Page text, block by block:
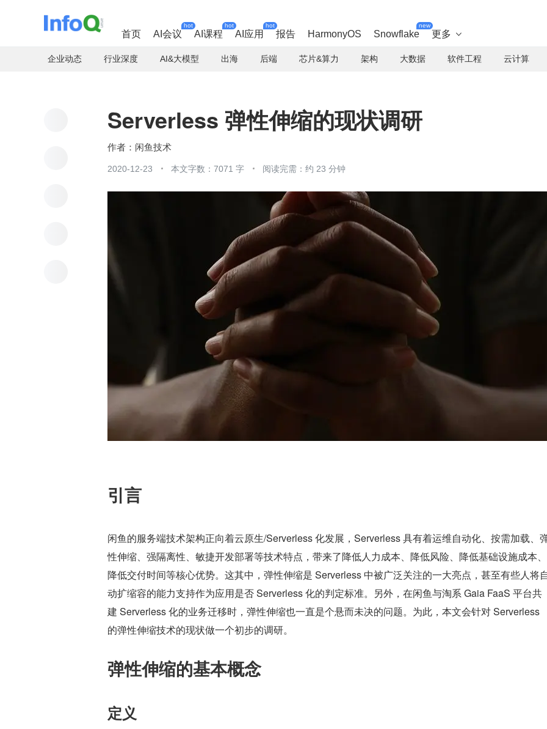
首页 AI会议
hot
AI课程
hot
AI应用
hot
报告 HarmonyOS Snowflake
new
更多 
企业动态 行业深度 AI&大模型 出海 后端 芯片&算力 架构 大数据 软件工程 云计算
Serverless 弹性伸缩的现状调研
闲鱼技术
2020-12-23 本文字数：7071 字 阅读完需：约 23 分钟
引言
闲鱼的服务端技术架构正向着云原生/Serverless 化发展，Serverless 具有着运维自动化、按需加载、
性伸缩、强隔离性、敏捷开发部署等技术特点，带来了降低人力成本、降低风险、降低基础设施成本、
降低交付时间等核心优势。这其中，弹性伸缩是 Serverless 中被广泛关注的一大亮点，甚至有些人将
动扩缩容的能力支持作为应用是否 Serverless 化的判定标准。另外，在闲鱼与淘系 Gaia FaaS 平台共
建 Serverless 化的业务迁移时，弹性伸缩也一直是个悬而未决的问题。为此，本文会针对 Serverless
的弹性伸缩技术的现状做一个初步的调研。
弹性伸缩的基本概念
定义